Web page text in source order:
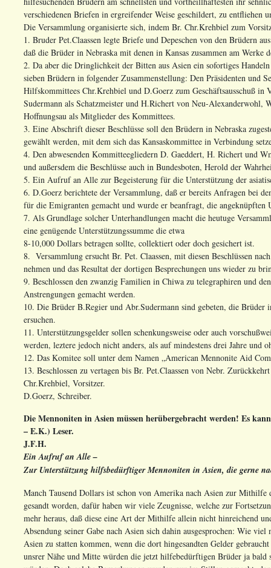
verschiedenen Briefen in ergreifender Weise geschildert, zu entfliehen
Die Versammlung organisierte sich, indem Br. Chr.Krehbiel zum
1. Bruder Pet.Claassen legte Briefe und Depeschen von den Brüdern
daß die Brüder in Nebraska mit denen in Kansas zusammen am
2. Da aber die Dringlichkeit der Bitten aus Asien ein sofortiges
sieben Brüdern in folgender Zusammenstellung: Den Präsidenten und
Hilfskommittees Chr.Krehbiel und D.Goerz zum Geschäftsausschuß
Sudermann als Schatzmeister und H.Richert von Neu-
Hoffnungsau als Mitglieder des Kommittees.
3. Eine Abschrift dieser Beschlüsse soll den Brüdern in Nebraska
gewählt werden, mit dem sich das Kansaskommittee in Verbindung
4. Den abwesenden Kommitteegliedern D. Gaeddert, H. Richert und
und außersdem die Beschlüsse auch in Bundesboten, Herold der
5. Ein Aufruf an Alle zur Begeisterung für die Unterstützung der
6. D.Goerz berichtete der Versammlung, daß er bereits Anfragen bei
für die Emigranten gemacht und wurde er beanfragt, die angeknüpften
7. Als Grundlage solcher Unterhandlungen macht die heutuge
eine genügende Unterstützungssumme die etwa
8-10,000 Dollars betragen sollte, collektiert oder doch gesichert ist.
8. Versammlung ersucht Br. Pet. Claassen, mit diesen Beschlüssen
nehmen und das Resultat der dortigen Besprechungen uns wieder zu
9. Beschlossen den zwanzig Familien in Chiwa zu telegraphiren und
Anstrengungen gemacht werden.
10. Die Brüder B.Regier und Abr.Sudermann sind gebeten, die
ersuchen.
11. Unterstützungsgelder sollen schenkungsweise oder auch
werden, leztere jedoch nicht anders, als auf mindestens drei Jahre und
12. Das Komitee soll unter dem Namen „American Mennonite Aid
13. Beschlossen zu vertagen bis Br. Pet.Claassen von Nebr.
Chr.Krehbiel, Vorsitzer.
D.Goerz, Schreiber.
Die Mennoniten in Asien müssen herübergebracht werden! Es
– E.K.) Leser.
J.F.H.
Ein Aufruf an Alle –
Zur Unterstützung hilfsbedürftiger Mennoniten in Asien, die gerne
Manch Tausend Dollars ist schon von Amerika nach Asien zur
gesandt worden, dafür haben wir viele Zeugnisse, welche zur
mehr heraus, daß diese eine Art der Mithilfe allein nicht hinreichend
Absendung seiner Gabe nach Asien sich dahin ausgesprochen: Wie
Asien zu statten kommen, wenn die dort hingesandten Gelder
unsrer Nähe und Mitte würden die jetzt hilfebedürftigen Brüder ja bald